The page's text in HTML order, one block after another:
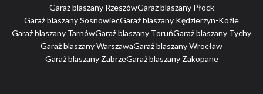
Garaż blaszany RzeszówGaraż blaszany Płock
Garaż blaszany SosnowiecGaraż blaszany Kędzierzyn-Koźle
Garaż blaszany TarnówGaraż blaszany ToruńGaraż blaszany Tychy
Garaż blaszany WarszawaGaraż blaszany Wrocław
Garaż blaszany ZabrzeGaraż blaszany Zakopane